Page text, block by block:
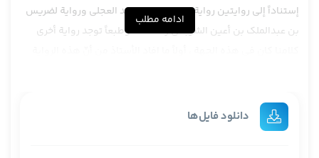
إستناداً إلى روايتين رواية ال… بإصطلاح بريد العجلي ورواية لضريس
بن عبدالملك بن أعين الشيباني رحمه الله وطبعاً توجد رواية أخرى
في من خرج بعنوان الحج ومات قال إن دخل الحرم أو بعد الإحرام أو
حينئذ بإصطلاح يجزي عن حجة الإسلام وإن مات في الطريق في رواية
ادامه مطلب
دانلود فایل‌ها